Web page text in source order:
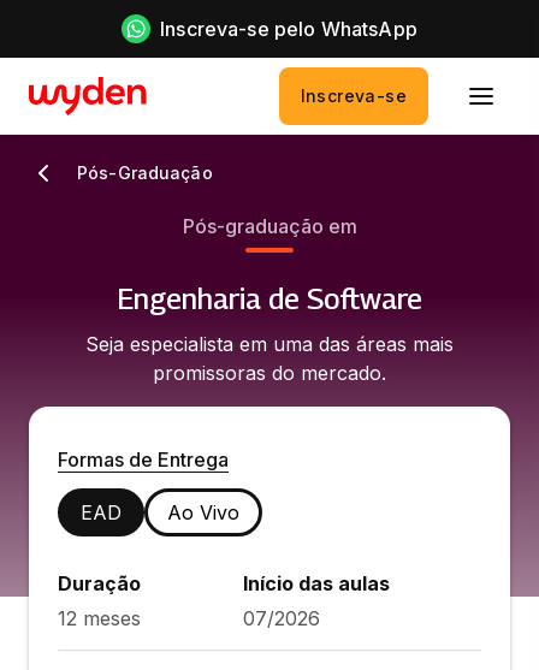
Inscreva-se pelo WhatsApp
Inscreva-se
Pós-Graduação
Pós-graduação em
Engenharia de Software
Seja especialista em uma das áreas mais
promissoras do mercado.
Formas de Entrega
EAD Ao Vivo
Duração
12 meses
Início das aulas
07/2026